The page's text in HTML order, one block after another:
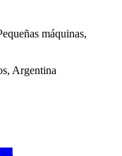
máquinas,
Argentina